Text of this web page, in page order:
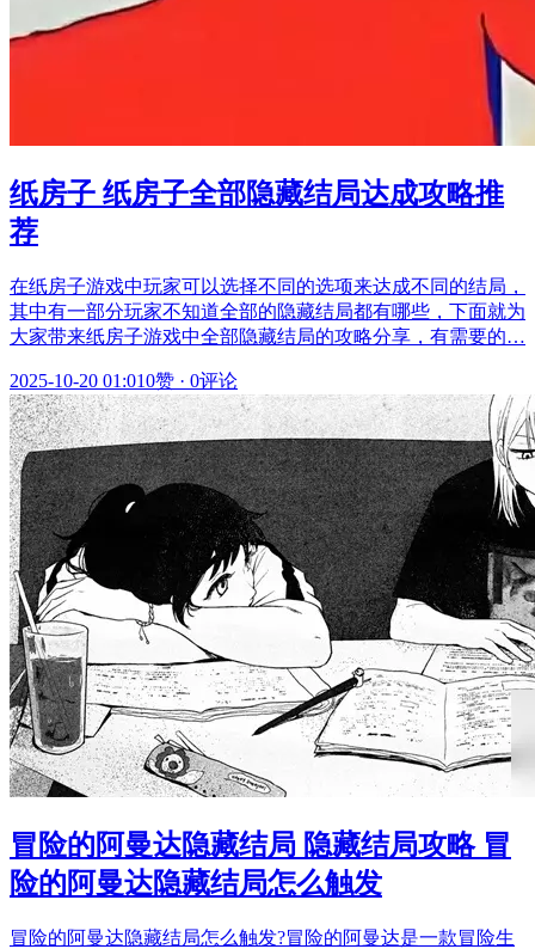
纸房子 纸房子全部隐藏结局达成攻略推
荐
在纸房子游戏中玩家可以选择不同的选项来达成不同的结局，
其中有一部分玩家不知道全部的隐藏结局都有哪些，下面就为
大家带来纸房子游戏中全部隐藏结局的攻略分享，有需要的…
2025-10-20 01:010赞 · 0评论
冒险的阿曼达隐藏结局 隐藏结局攻略 冒
险的阿曼达隐藏结局怎么触发
冒险的阿曼达隐藏结局怎么触发?冒险的阿曼达是一款冒险生